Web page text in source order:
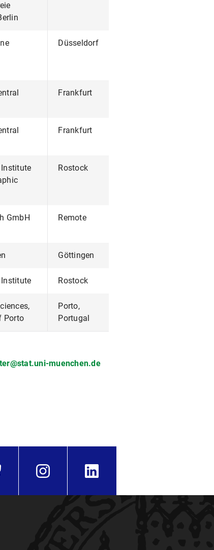
Düsseldorf
Frankfurt
Frankfurt
Rostock
GmbH Remote
Göttingen
Rostock
Porto
Porto,
Portugal
muenchen.de